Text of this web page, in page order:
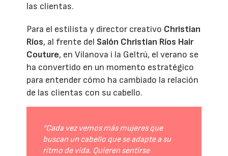
las clientas.
Para el estilista y director creativo Christian
Ríos, al frente del Salón Christian Ríos Hair
Couture, en Vilanova i la Geltrú, el verano se
ha convertido en un momento estratégico
para entender cómo ha cambiado la relación
de las clientas con su cabello.
“Cada vez vemos más mujeres que
buscan un cabello que se adapte a su
ritmo de vida. Quieren sentirse